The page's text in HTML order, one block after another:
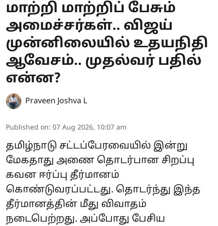
மாற்றி மாற்றிப் பேசும்
அமைச்சர்கள்.. விஜய்
முன்னிலையில் உதயநிதி
ஆவேசம்.. முதல்வர் பதில்
என்ன?
Praveen Joshva L
Published on: 07 Aug 2026, 10:07 am
தமிழ்நாடு சட்டப்பேரவையில் இன்று
மேகதாது அணை தொடர்பான சிறப்பு
கவன ஈர்ப்பு தீர்மானம்
கொண்டுவரப்பட்டது. தொடர்ந்து இந்த
தீர்மானத்தின் மீது விவாதம்
நடைபெற்றது. அப்போது பேசிய